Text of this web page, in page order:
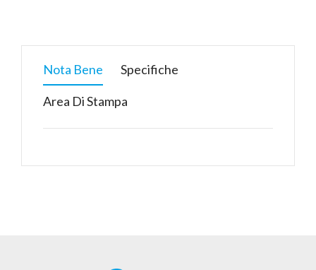
Nota Bene Specifiche
Area Di Stampa